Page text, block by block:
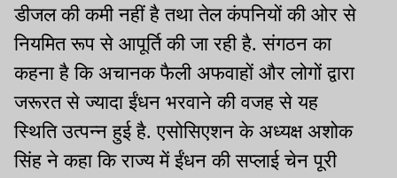
डीजल की कमी नहीं है तथा तेल कंपनियों की ओर से
नियमित रूप से आपूर्ति की जा रही है. संगठन का
कहना है कि अचानक फैली अफवाहों और लोगों द्वारा
जरूरत से ज्यादा ईंधन भरवाने की वजह से यह
स्थिति उत्पन्न हुई है. एसोसिएशन के अध्यक्ष अशोक
सिंह ने कहा कि राज्य में ईंधन की सप्लाई चेन पूरी